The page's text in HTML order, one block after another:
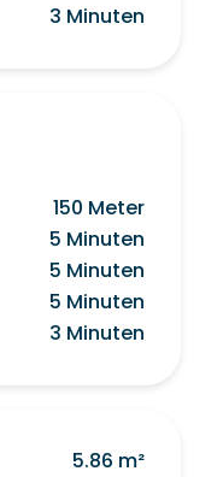
3 Minuten
150 Meter
5 Minuten
5 Minuten
5 Minuten
3 Minuten
5.86 m²